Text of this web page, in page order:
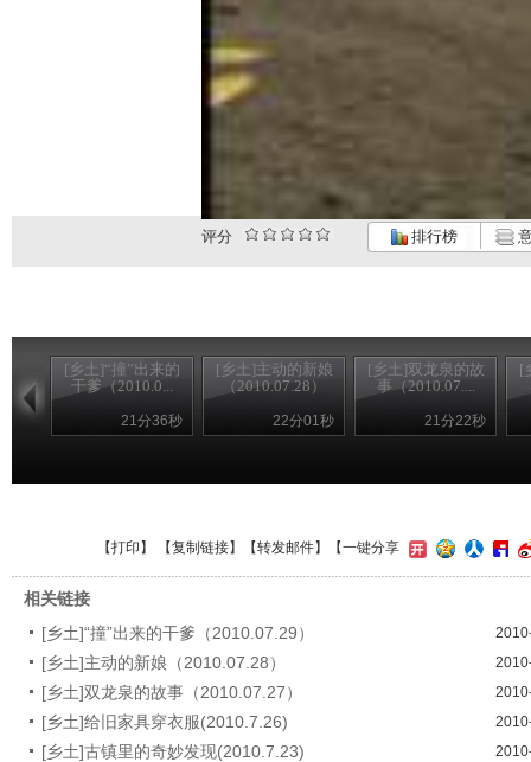
评分 排行榜
[乡土]“撞”出来的
干爹（2010.0...
21分36秒
[乡土]主动的新娘
（2010.07.28）
22分01秒
[乡土]双龙泉的故
事（2010.07....
21分22秒
[
【打印 】 【复制链接】【转发邮件】 【一键分享
相关链接
[乡土]“撞”出来的干爹（2010.07.29）
[乡土]主动的新娘（2010.07.28）
[乡土]双龙泉的故事（2010.07.27）
[乡土]给旧家具穿衣服(2010.7.26)
[乡土]古镇里的奇妙发现(2010.7.23)